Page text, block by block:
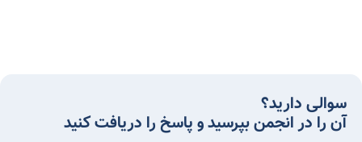
سوالی دارید؟
آن را در انجمن بپرسید و پاسخ را دریافت کنید